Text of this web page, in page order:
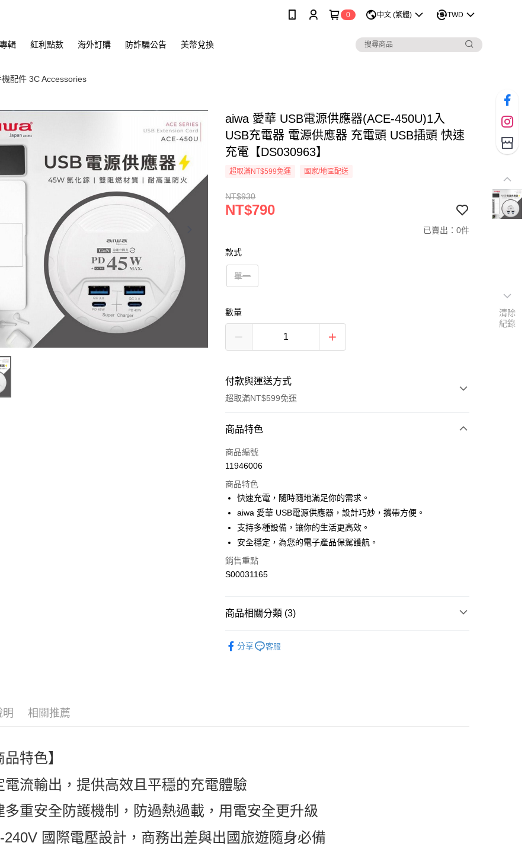
0 中文 (繁體) TWD
輯 紅利點數 海外訂購 防詐騙公告 美幣兌換
配件 3C Accessories
aiwa 愛華 USB電源供應器(ACE-450U)1入
USB充電器 電源供應器 充電頭 USB插頭 快速
充電【DS030963】
超取滿NT$599免運 國家/地區配送
NT$930
NT$790
已賣出：0件
款式
單一
數量
付款與運送方式
超取滿NT$599免運
付款方式
信用卡一次付款
LINE Pay
Apple Pay
街口支付
全盈+PAY
運送方式
全家付款取貨
7-11付款取貨
每筆NT$60，滿NT$599(含以上)免運費
付款後7-11取貨
商品特色
商品編號
11946006
商品特色
快速充電，隨時隨地滿足你的需求。
aiwa 愛華 USB電源供應器，設計巧妙，攜帶方便。
支持多種設備，讓你的生活更高效。
安全穩定，為您的電子產品保駕護航。
銷售重點
S00031165
商品相關分類 (3)
Accessories
分享 客服
明 相關推薦
品特色】
電流輸出，提供高效且平穩的充電體驗
多重安全防護機制，防過熱過載，用電安全更升級
240V 國際電壓設計，商務出差與出國旅遊隨身必備
清除
紀錄